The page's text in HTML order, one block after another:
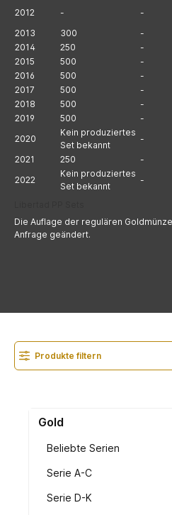
2012
- -
2013
300 -
2014
250 -
2015
500 -
2016
500 -
2017
500 -
2018
500 -
2019
500 -
2020
Kein produziertes
Set bekannt
-
2021
250 -
2022
Kein produziertes
Set bekannt
-
Die Auflage der regulären
Anfrage geändert.
Produkte filtern
Gold
Beliebte Serien
Serie A-C
Serie D-K